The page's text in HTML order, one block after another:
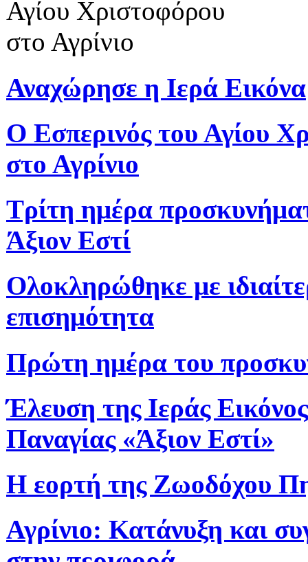
Αναχώρησε η Ιερά Εικόνα
Ο Εσπερινός του Αγίου
στο Αγρίνιο
Τρίτη ημέρα
Άξιον Εστί
Ολοκληρώθηκε με
επισημότητα
Πρώτη ημέρα του
Έλευση της Ιεράς
Παναγίας «Άξιον Εστί»
Η εορτή της Ζωοδόχου
Αγρίνιο: Κατάνυξη και